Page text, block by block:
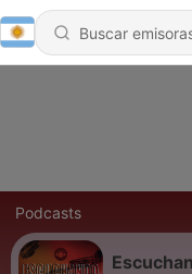
Podcasts